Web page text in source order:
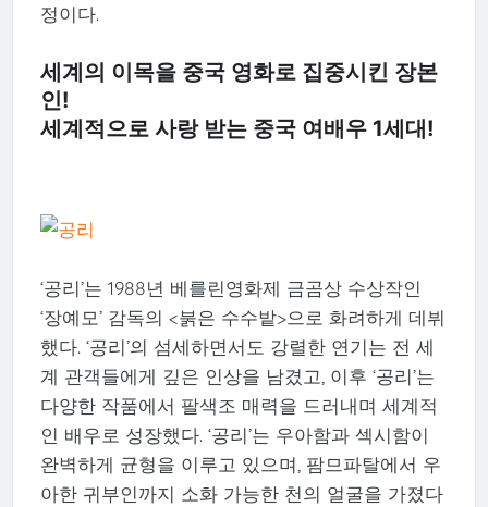
정이다.
세계의 이목을 중국 영화로 집중시킨 장본
인!
세계적으로 사랑 받는 중국 여배우 1세대!
‘공리’는 1988년 베를린영화제 금곰상 수상작인
‘장예모’ 감독의 <붉은 수수밭>으로 화려하게 데뷔
했다. ‘공리’의 섬세하면서도 강렬한 연기는 전 세
계 관객들에게 깊은 인상을 남겼고, 이후 ‘공리’는
다양한 작품에서 팔색조 매력을 드러내며 세계적
인 배우로 성장했다. ‘공리’는 우아함과 섹시함이
완벽하게 균형을 이루고 있으며, 팜므파탈에서 우
아한 귀부인까지 소화 가능한 천의 얼굴을 가졌다